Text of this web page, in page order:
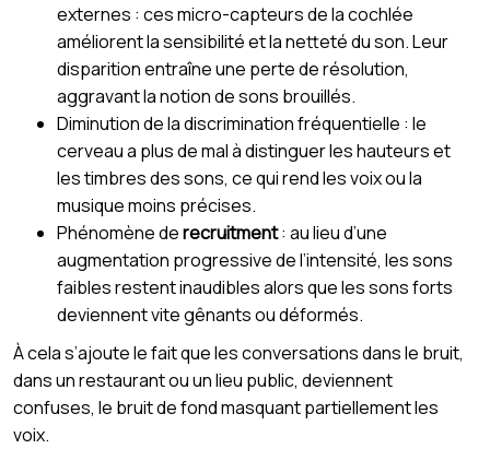
externes : ces micro-capteurs de la cochlée
améliorent la sensibilité et la netteté du son. Leur
disparition entraîne une perte de résolution,
aggravant la notion de sons brouillés.
Diminution de la discrimination fréquentielle : le
cerveau a plus de mal à distinguer les hauteurs et
les timbres des sons, ce qui rend les voix ou la
musique moins précises.
Phénomène derecruitment: au lieu d’une
augmentation progressive de l’intensité, les sons
faibles restent inaudibles alors que les sons forts
deviennent vite gênants ou déformés.
À cela s’ajoute le fait que les conversations dans le bruit,
dans un restaurant ou un lieu public, deviennent
confuses, le bruit de fond masquant partiellement les
voix.